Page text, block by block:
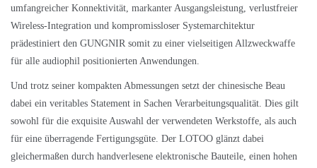
umfangreicher Konnektivität, markanter Ausgangsleistung, verlustfreier
Wireless-Integration und kompromissloser Systemarchitektur
prädestiniert den GUNGNIR somit zu einer vielseitigen Allzweckwaffe
für alle audiophil positionierten Anwendungen.
Und trotz seiner kompakten Abmessungen setzt der chinesische Beau
dabei ein veritables Statement in Sachen Verarbeitungsqualität. Dies gilt
sowohl für die exquisite Auswahl der verwendeten Werkstoffe, als auch
für eine überragende Fertigungsgüte. Der LOTOO glänzt dabei
gleichermaßen durch handverlesene elektronische Bauteile, einen hohen